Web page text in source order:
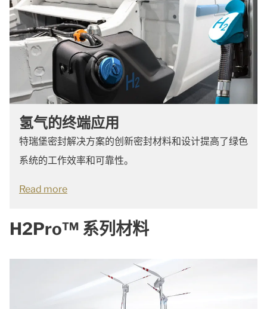
氢气的终端应用
特瑞堡密封解决方案的创新密封材料和设计提高了绿色
系统的工作效率和可靠性。
Read more
H2Pro™ 系列材料